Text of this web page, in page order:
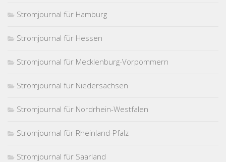
Stromjournal für Hamburg
Stromjournal für Hessen
Stromjournal für Mecklenburg-Vorpommern
Stromjournal für Niedersachsen
Stromjournal für Nordrhein-Westfalen
Stromjournal für Rheinland-Pfalz
Stromjournal für Saarland